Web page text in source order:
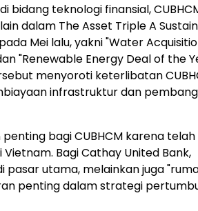
bidang teknologi finansial,
dalam The Asset Triple A
Mei lalu, yakni "Water
"Renewable Energy Deal of the
menyoroti keterlibatan
infrastruktur dan
bagi CUBHCM karena telah
Bagi Cathay United Bank,
pasar utama, melainkan juga
penting dalam strategi